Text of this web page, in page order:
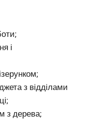
і
з відділами
з дерева;